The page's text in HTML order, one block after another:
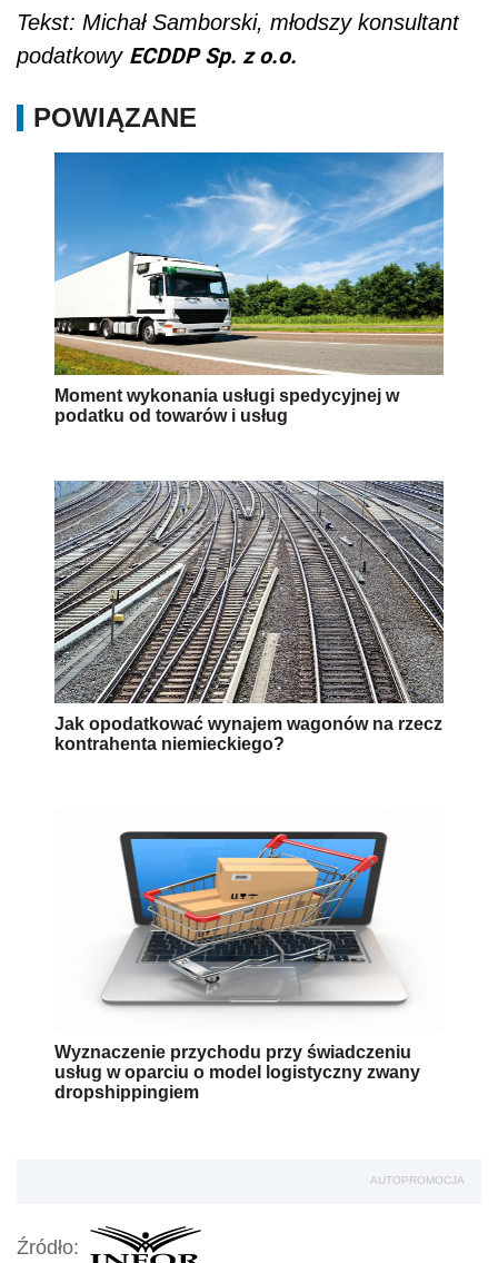
Tekst: Michał Samborski, młodszy konsultant
podatkowy ECDDP Sp. z o.o.
POWIĄZANE
Moment wykonania usługi spedycyjnej w
podatku od towarów i usług
Jak opodatkować wynajem wagonów na rzecz
kontrahenta niemieckiego?
Wyznaczenie przychodu przy świadczeniu
usług w oparciu o model logistyczny zwany
dropshippingiem
AUTOPROMOCJA
Źródło: